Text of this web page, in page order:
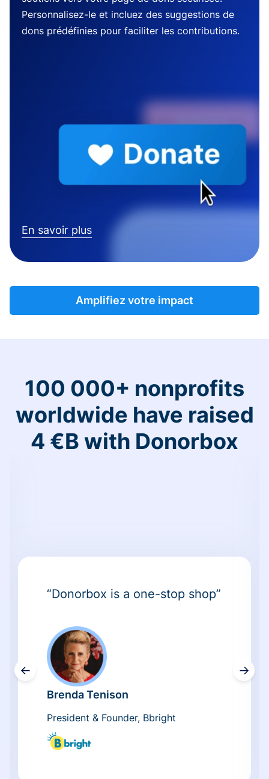
Personnalisez-le et incluez des suggestions de
dons prédéfinies pour faciliter les contributions.
En savoir plus
Amplifiez votre impact
100 000+ nonprofits
worldwide have raised
4 €B with Donorbox
←
“Donorbox is a one-stop shop”
Brenda Tenison
President & Founder, Bbright
→